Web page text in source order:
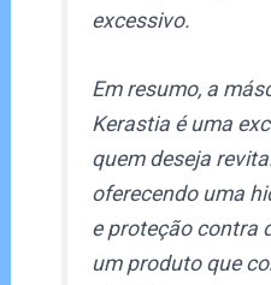
excessivo.
Em resumo, a
Kerastia é uma
quem deseja
oferecendo uma
e proteção contra
um produto que